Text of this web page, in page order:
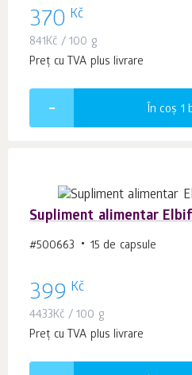
370 Kč
841Kč / 100 g
Preț cu TVA plus livrare
În coș 1
Supliment alimentar
#500663 15 de capsule
399 Kč
4433Kč / 100 g
Preț cu TVA plus livrare